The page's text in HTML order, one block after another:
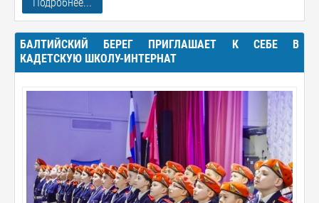
БАЛТИЙСКИЙ БЕРЕГ ПРИГЛАШАЕТ К СЕБЕ В
КАДЕТСКУЮ ШКОЛУ-ИНТЕРНАТ